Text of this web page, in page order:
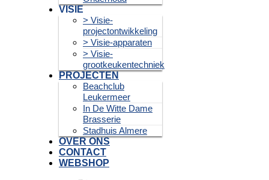
VISIE
> Visie-
projectontwikkeling
> Visie-apparaten
> Visie-
grootkeukentechniek
PROJECTEN
Beachclub
Leukermeer
In De Witte Dame
Brasserie
Stadhuis Almere
OVER ONS
CONTACT
WEBSHOP